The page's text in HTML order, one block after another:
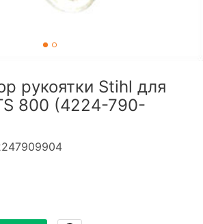
рукоятки Stihl для
800 (4224-790-